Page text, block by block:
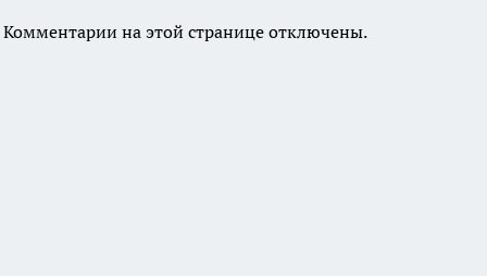
Комментарии на этой странице отключены.